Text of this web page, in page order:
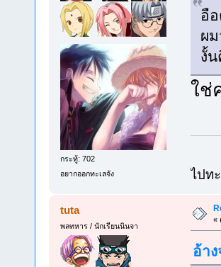
กระทู้: 702
อยากออกทะเลจัง
อื
ผ
งั้
ใช่
ไปท
tuta
พลทหาร / นักเรียนนินจา
«
อ้า